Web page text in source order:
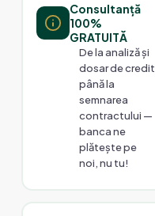
Consultanță
100%
GRATUITĂ
De la analiză și
dosar de credit
până la
semnarea
contractului —
banca ne
plătește pe
noi, nu tu!